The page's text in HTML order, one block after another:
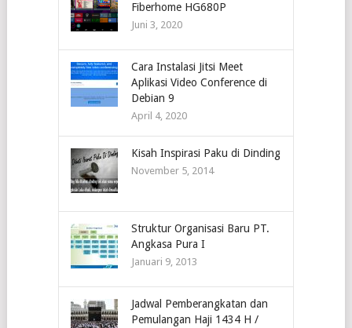
Fiberhome HG680P
Juni 3, 2020
Cara Instalasi Jitsi Meet
Aplikasi Video Conference di
Debian 9
April 4, 2020
Kisah Inspirasi Paku di Dinding
November 5, 2014
Struktur Organisasi Baru PT.
Angkasa Pura I
Januari 9, 2013
Jadwal Pemberangkatan dan
Pemulangan Haji 1434 H /